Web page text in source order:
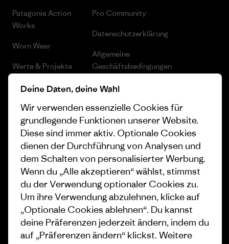
Patagonia Action
Works
Worn Wear
Werte & Projekte
Progress Report
Business Unusual
Klimaziele
1% For The Planet
Wie wir finanzieren
Geschenkgutscheine
Stores in deiner Nähe
Pro Community
Datenschutzerklärung
Allgemeine
Geschäftsbedingungen
Cookie Einstellungen
Karriere
Pressekontakt
Industry program
Affiliate-Programm
Patagonia Österreich
Seitenverzeichnis
Deine Daten, deine Wahl
Wir verwenden essenzielle Cookies für
grundlegende Funktionen unserer Website.
Diese sind immer aktiv. Optionale Cookies
dienen der Durchführung von Analysen und
dem Schalten von personalisierter Werbung.
Wenn du „Alle akzeptieren“ wählst, stimmst
du der Verwendung optionaler Cookies zu.
Um ihre Verwendung abzulehnen, klicke auf
„Optionale Cookies ablehnen“. Du kannst
deine Präferenzen jederzeit ändern, indem du
auf „Präferenzen ändern“ klickst. Weitere